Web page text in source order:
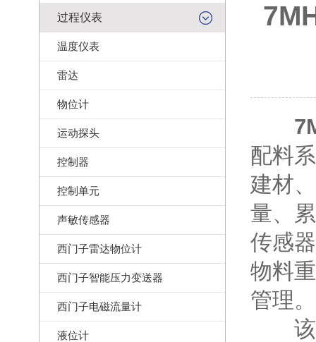
过程仪表
温度仪表
雷达
物位计
运动探头
控制器
控制单元
声敏传感器
西门子雷达物位计
西门子智能压力变送器
西门子电磁流量计
液位计
配料
建材
量、
传感
物料
管理。
该设